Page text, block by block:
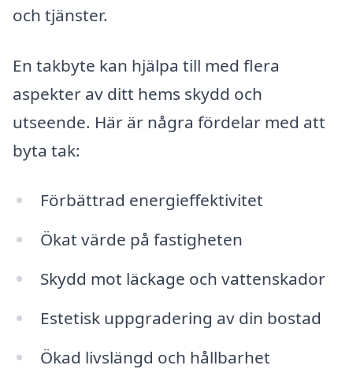
och tjänster.
En takbyte kan hjälpa till med flera
aspekter av ditt hems skydd och
utseende. Här är några fördelar med att
byta tak:
Förbättrad energieffektivitet
Ökat värde på fastigheten
Skydd mot läckage och vattenskador
Estetisk uppgradering av din bostad
Ökad livslängd och hållbarhet